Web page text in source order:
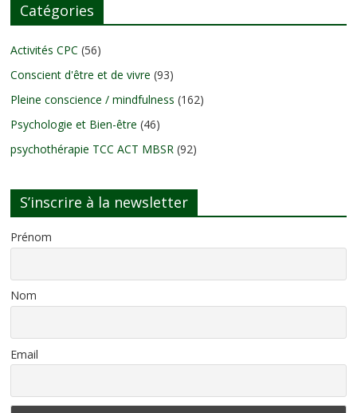
Catégories
Activités CPC (56)
Conscient d'être et de vivre (93)
Pleine conscience / mindfulness (162)
Psychologie et Bien-être (46)
psychothérapie TCC ACT MBSR (92)
S’inscrire à la newsletter
Prénom
Nom
Email